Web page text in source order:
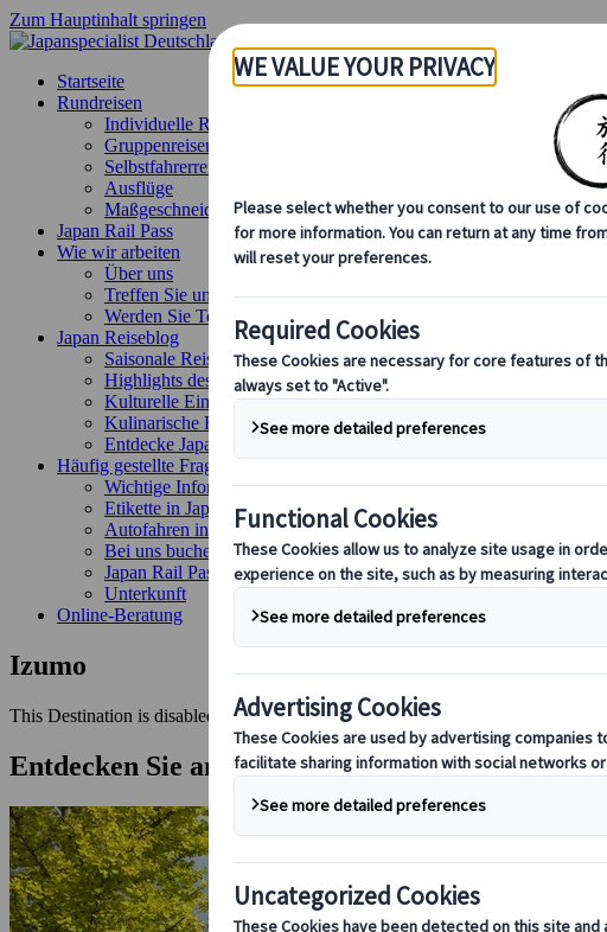
Zum Hauptinhalt springen
Startseite
Rundreisen
Individuelle Reisen
Gruppenreisen
Selbstfahrerreisen
Ausflüge
Maßgeschneiderte Gruppenreisen
Japan Rail Pass
Wie wir arbeiten
Über uns
Treffen Sie unser Team
Werden Sie Teil unseres Teams
Japan Reiseblog
Saisonale Reisetipps
Highlights des Reiseziels
Kulturelle Einblicke
Kulinarische Erlebnisse
Entdecke Japan mit dem Zug
Häufig gestellte Fragen
Wichtige Informationen
Etikette in Japan
Autofahren in Japan
Bei uns buchen
Japan Rail Pass
Unterkunft
Online-Beratung
Izumo
This Destination is disabled to display.
Entdecken Sie andere Reiseziele in dieser Region